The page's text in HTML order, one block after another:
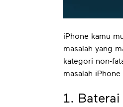
iPhone kamu
masalah yang
kategori non-
masalah
1.